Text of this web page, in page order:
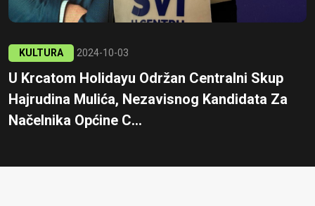
KULTURA 2024-10-03
U Krcatom Holidayu Održan Centralni Skup
Hajrudina Mulića, Nezavisnog Kandidata Za
Načelnika Općine C...